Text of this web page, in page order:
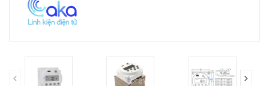
prev